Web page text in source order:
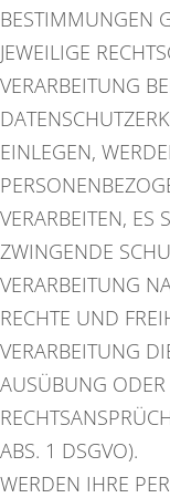
BESTIMMUNGEN
JEWEILIGE
VERARBEITUNG
EINLEGEN,
VERARBEITEN, ES
ZWINGENDE
VERARBEITUNG
RECHTE UND
VERARBEITUNG
AUSÜBUNG
ABS. 1 DSGVO).
WERDEN IHRE